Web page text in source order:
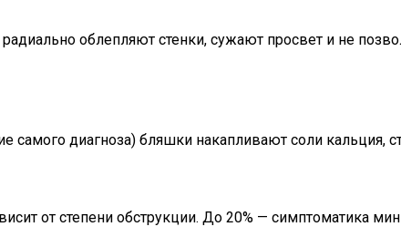
облепляют стенки, сужают просвет и не
самого диагноза) бляшки накапливают соли кальция,
от степени обструкции. До 20% — симптоматика